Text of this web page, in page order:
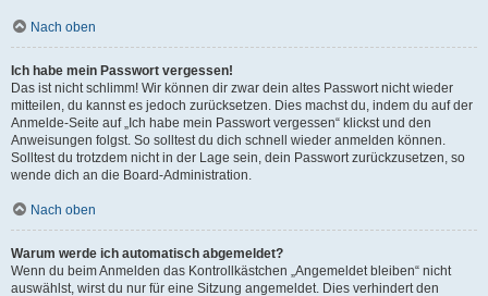
Nach oben
Ich habe mein Passwort vergessen!
Das ist nicht schlimm! Wir können dir zwar dein altes Passwort nicht wieder
mitteilen, du kannst es jedoch zurücksetzen. Dies machst du, indem du auf der
Anmelde-Seite auf „Ich habe mein Passwort vergessen“ klickst und den
Anweisungen folgst. So solltest du dich schnell wieder anmelden können.
Solltest du trotzdem nicht in der Lage sein, dein Passwort zurückzusetzen, so
wende dich an die Board-Administration.
Nach oben
Warum werde ich automatisch abgemeldet?
Wenn du beim Anmelden das Kontrollkästchen „Angemeldet bleiben“ nicht
auswählst, wirst du nur für eine Sitzung angemeldet. Dies verhindert den